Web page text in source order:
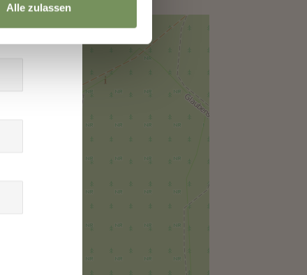
Alle zulassen